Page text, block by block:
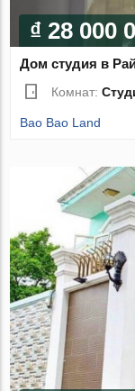
₫ 28 000
Дом студия в
Комнат:
Bao Bao Land